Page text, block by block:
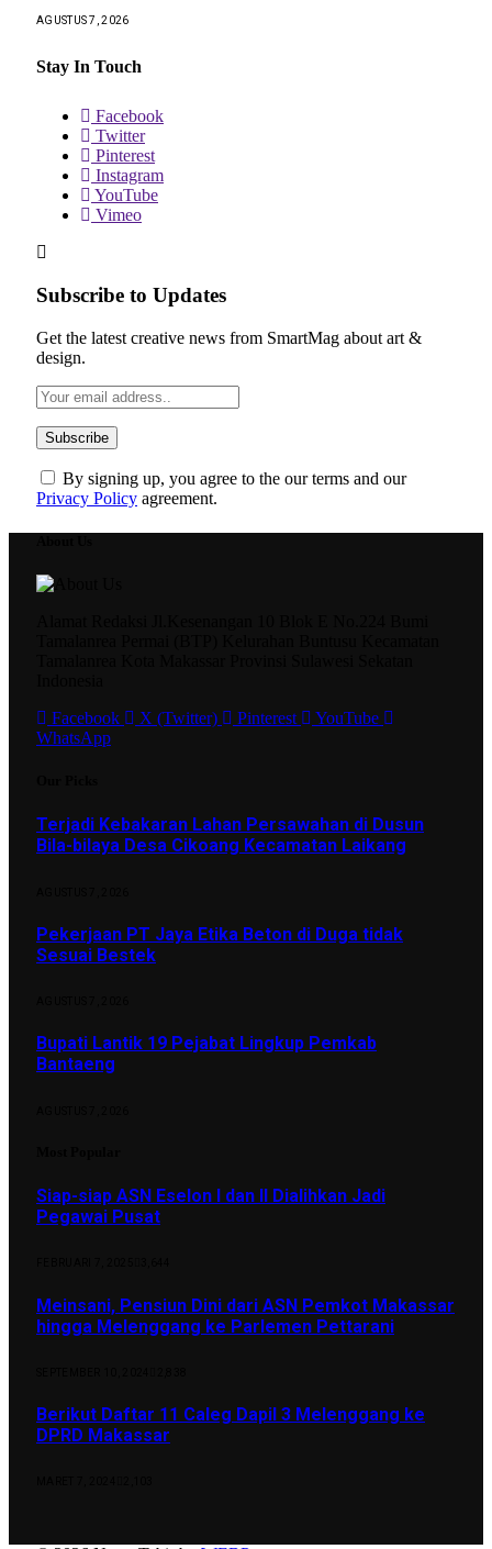
AGUSTUS 7, 2026
Stay In Touch
Facebook
Twitter
Pinterest
Instagram
YouTube
Vimeo
Subscribe to Updates
Get the latest creative news from SmartMag about art &
design.
By signing up, you agree to the our terms and our
Privacy Policy agreement.
Facebook
X (Twitter) Pinterest
YouTube
WhatsApp
Terjadi Kebakaran Lahan Persawahan di Dusun
Bila-bilaya Desa Cikoang Kecamatan Laikang
Pekerjaan PT Jaya Etika Beton di Duga tidak
Sesuai Bestek
Bupati Lantik 19 Pejabat Lingkup Pemkab
Bantaeng
Siap-siap ASN Eselon I dan II Dialihkan Jadi
Pegawai Pusat
Meinsani, Pensiun Dini dari ASN Pemkot Makassar
hingga Melenggang ke Parlemen Pettarani
Berikut Daftar 11 Caleg Dapil 3 Melenggang ke
DPRD Makassar